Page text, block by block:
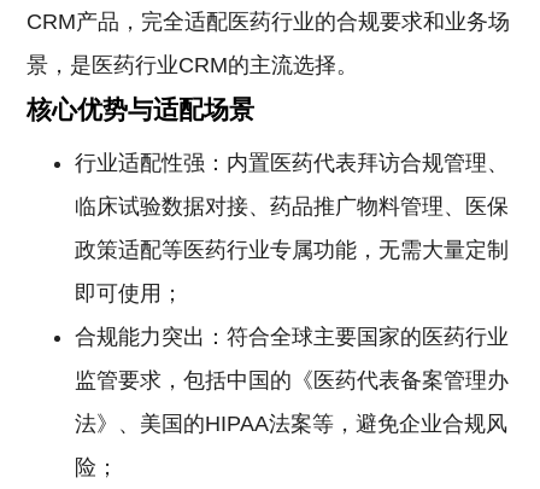
CRM产品，完全适配医药行业的合规要求和业务场
景，是医药行业CRM的主流选择。
核心优势与适配场景
行业适配性强：内置医药代表拜访合规管理、
临床试验数据对接、药品推广物料管理、医保
政策适配等医药行业专属功能，无需大量定制
即可使用；
合规能力突出：符合全球主要国家的医药行业
监管要求，包括中国的《医药代表备案管理办
法》、美国的HIPAA法案等，避免企业合规风
险；